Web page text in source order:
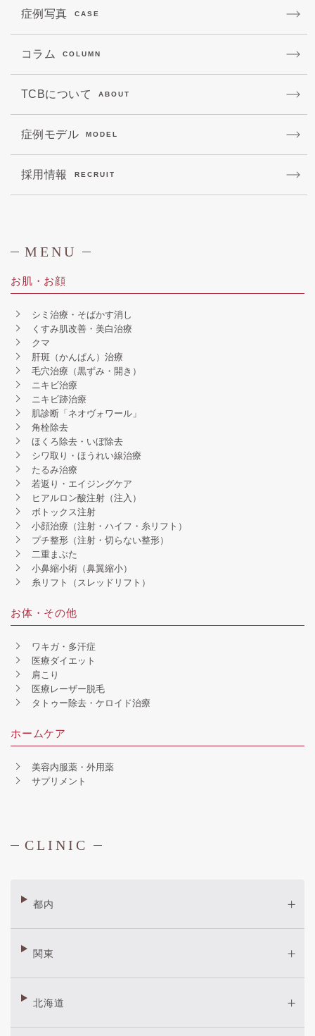
症例写真 CASE
コラム COLUMN
TCBについて ABOUT
症例モデル MODEL
採用情報 RECRUIT
MENU
お肌・お顔
シミ治療・そばかす消し
くすみ肌改善・美白治療
クマ
肝斑（かんぱん）治療
毛穴治療（黒ずみ・開き）
ニキビ治療
ニキビ跡治療
肌診断「ネオヴォワール」
角栓除去
ほくろ除去・いぼ除去
シワ取り・ほうれい線治療
たるみ治療
若返り・エイジングケア
ヒアルロン酸注射（注入）
ボトックス注射
小顔治療（注射・ハイフ・糸リフト）
プチ整形（注射・切らない整形）
二重まぶた
小鼻縮小術（鼻翼縮小）
糸リフト（スレッドリフト）
お体・その他
ワキガ・多汗症
医療ダイエット
肩こり
医療レーザー脱毛
タトゥー除去・ケロイド治療
ホームケア
美容内服薬・外用薬
サプリメント
CLINIC
都内
関東
北海道